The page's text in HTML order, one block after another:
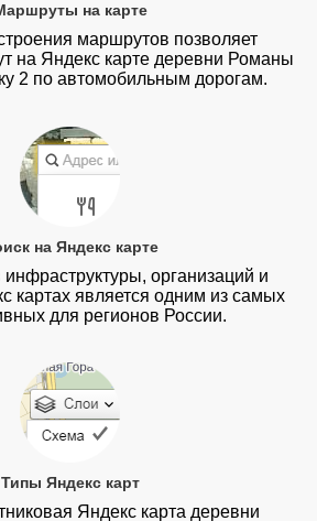
на карте
маршрутов позволяет
на Яндекс карте деревни Романы
2 по автомобильным дорогам.
на Яндекс карте
инфраструктуры, организаций и
картах является одним из самых
для регионов России.
Типы Яндекс карт
Яндекс карта деревни